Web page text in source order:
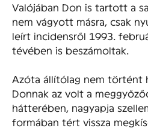
Valójában Don is tartott a
nem vágyott másra, csak
leírt incidensről 1993.
tévében is beszámoltak.
Azóta állítólag nem történt
Donnak az volt a
hátterében, nagyapja
formában tért vissza